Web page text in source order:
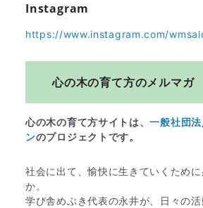
Instagram
https://www.instagram.com/
心の木の育て方のメルマガ
心の木の育て方サイトは、一般社団
ンのプロジェクトです。
社会に出て、愉快に生きていくため
か。
学び舎めぶき代表の永井が、日々の